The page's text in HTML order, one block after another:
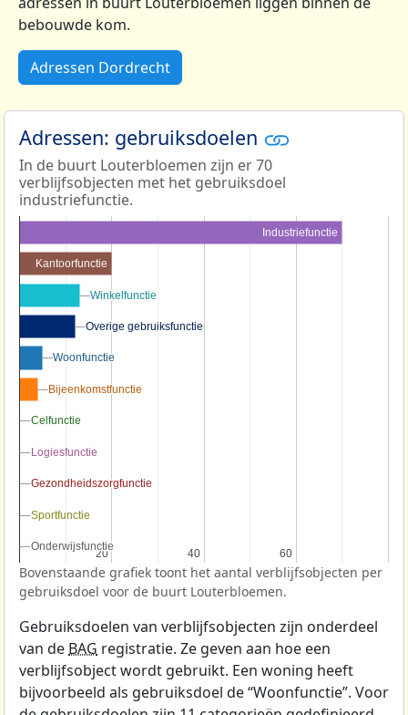
bebouwde kom.
Adressen Dordrecht
Adressen: gebruiksdoelen
In de buurt Louterbloemen zijn er 70
verblijfsobjecten met het gebruiksdoel
industriefunctie.
20
20 40
40 60
60
Industriefunctie
Kantoorfunctie
Winkelfunctie
Winkelfunctie
Overige gebruiksfunctie
Overige gebruiksfunctie
Woonfunctie
Woonfunctie
Bijeenkomstfunctie
Bijeenkomstfunctie
Celfunctie
Celfunctie
Logiesfunctie
Logiesfunctie
Gezondheidszorgfunctie
Gezondheidszorgfunctie
Sportfunctie
Sportfunctie
Onderwijsfunctie
Onderwijsfunctie
Bovenstaande grafiek toont het aantal verblijfsobjecten per
gebruiksdoel voor de buurt Louterbloemen.
Gebruiksdoelen van verblijfsobjecten zijn onderdeel
van de BAG registratie. Ze geven aan hoe een
verblijfsobject wordt gebruikt. Een woning heeft
bijvoorbeeld als gebruiksdoel de “Woonfunctie”. Voor